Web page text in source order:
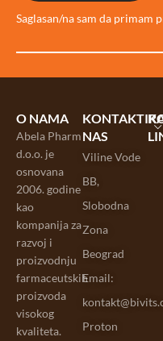
Saglasan/na sam da primam
O NAMA
Abela Pharm
d.o.o. je
osnovana
2006. godine
kao
kompanija za
razvoj i
proizvodnju
farmaceutskih
proizvoda
visokog
kvaliteta.
NAS
Viline Vode
BB,
Slobodna
Zona
Beograd
Email:
Proton